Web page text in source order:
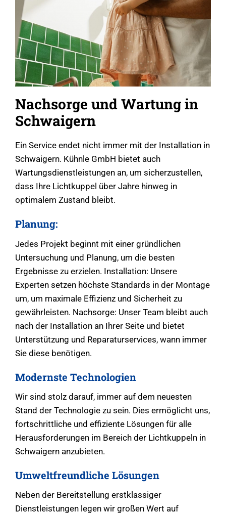
Nachsorge und Wartung in
Schwaigern
Ein Service endet nicht immer mit der Installation in
Schwaigern. Kühnle GmbH bietet auch
Wartungsdienstleistungen an, um sicherzustellen,
dass Ihre Lichtkuppel über Jahre hinweg in
optimalem Zustand bleibt.
Planung:
Jedes Projekt beginnt mit einer gründlichen
Untersuchung und Planung, um die besten
Ergebnisse zu erzielen. Installation: Unsere
Experten setzen höchste Standards in der Montage
um, um maximale Effizienz und Sicherheit zu
gewährleisten. Nachsorge: Unser Team bleibt auch
nach der Installation an Ihrer Seite und bietet
Unterstützung und Reparaturservices, wann immer
Sie diese benötigen.
Modernste Technologien
Wir sind stolz darauf, immer auf dem neuesten
Stand der Technologie zu sein. Dies ermöglicht uns,
fortschrittliche und effiziente Lösungen für alle
Herausforderungen im Bereich der Lichtkuppeln in
Schwaigern anzubieten.
Umweltfreundliche Lösungen
Neben der Bereitstellung erstklassiger
Dienstleistungen legen wir großen Wert auf